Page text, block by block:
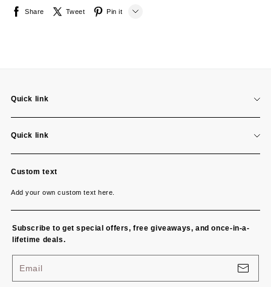
Share Tweet Pin it
Quick link
Search
Quick link
Search
Custom text
Add your own custom text here.
Subscribe to get special offers, free giveaways, and once-in-a-
lifetime deals.
Email